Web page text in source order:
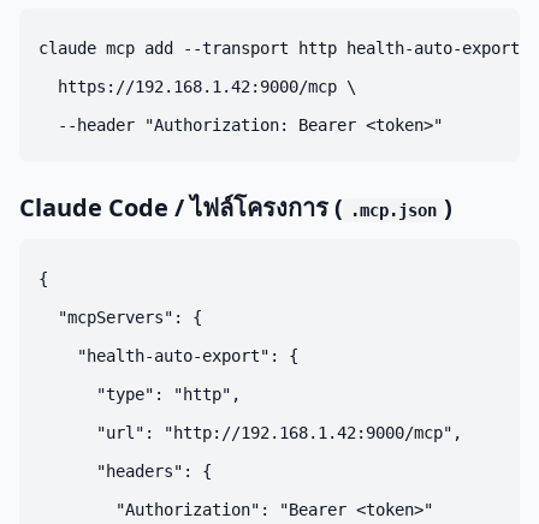
claude mcp add --transport http health-auto-export \
  https://192.168.1.42:9000/mcp \
Claude Code / ไฟล์โครงการ ( .mcp.json )
{
  "mcpServers": {
    "health-auto-export": {
      "type": "http",
      "url": "http://192.168.1.42:9000/mcp",
      "headers": {
        "Authorization": "Bearer <token>"